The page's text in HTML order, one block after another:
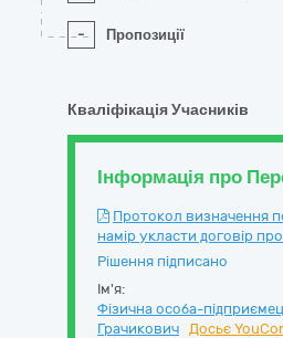
- Пропозиції
Кваліфікація Учасників
Інформація про
Протокол визначення
намір укласти договір
Рішення підписано
Ім'я:
Фізична особа-
Грачикович Досьє